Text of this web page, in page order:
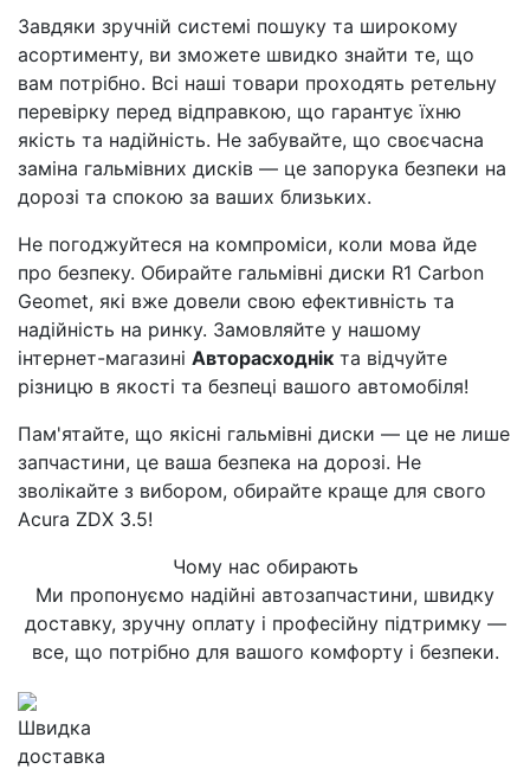
Завдяки зручній системі пошуку та широкому
асортименту, ви зможете швидко знайти те, що
вам потрібно. Всі наші товари проходять ретельну
перевірку перед відправкою, що гарантує їхню
якість та надійність. Не забувайте, що своєчасна
заміна гальмівних дисків — це запорука безпеки на
дорозі та спокою за ваших близьких.
Не погоджуйтеся на компроміси, коли мова йде
про безпеку. Обирайте гальмівні диски R1 Carbon
Geomet, які вже довели свою ефективність та
надійність на ринку. Замовляйте у нашому
інтернет-магазині Авторасходнік та відчуйте
різницю в якості та безпеці вашого автомобіля!
Пам'ятайте, що якісні гальмівні диски — це не лише
запчастини, це ваша безпека на дорозі. Не
зволікайте з вибором, обирайте краще для свого
Acura ZDX 3.5!
Чому нас обирають
Ми пропонуємо надійні автозапчастини, швидку
доставку, зручну оплату і професійну підтримку —
все, що потрібно для вашого комфорту і безпеки.
Швидка
доставка